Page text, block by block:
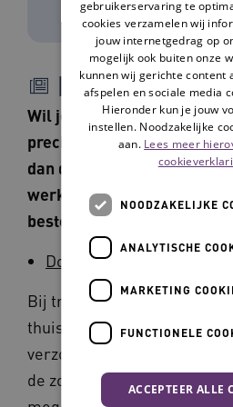
Beschrijving
Wil je in 30 minuten leren
precies is en hoe je het
dan de e-learning
werk of thuis, op het
beste uitkomt!
Doe de gratis e-learning
Bij transmurale zorg
thuiszorg, eerste lijn,
verzorgingshuizen en
de zorg voor kwetsbare
gebruikerservaring te
cookies verzamelen wij
jouw internetgedrag op
mogelijk ook buiten onze
kunnen wij gerichte content
afspelen en sociale media
Hieronder kun je jouw
instellen. Noodzakelijke
aan. Lees meer
NOODZAKELIJKE
ANALYTISCHE
MARKETING
FUNCTIONELE
ACCEPTEER ALLE